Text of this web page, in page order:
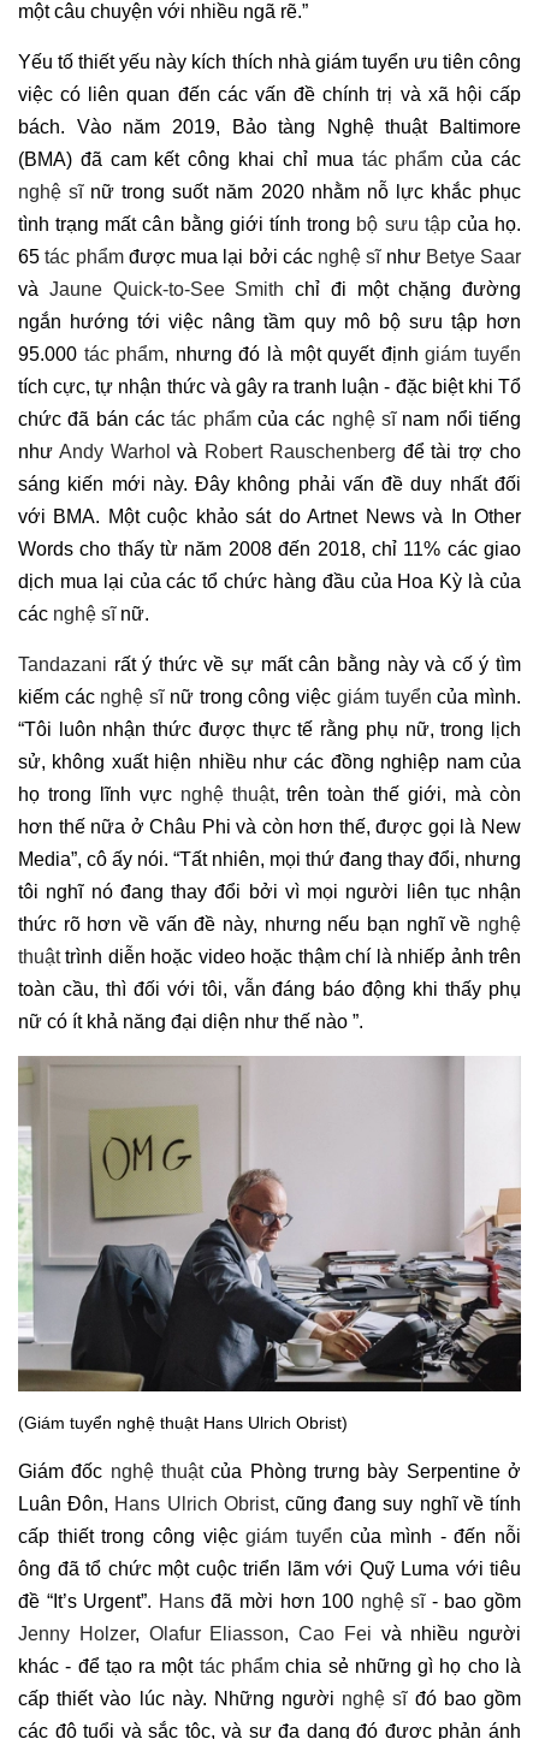
một câu chuyện với nhiều ngã rẽ.”
Yếu tố thiết yếu này kích thích nhà giám tuyển ưu tiên công
việc có liên quan đến các vấn đề chính trị và xã hội cấp
bách. Vào năm 2019, Bảo tàng Nghệ thuật Baltimore
(BMA) đã cam kết công khai chỉ mua tác phẩm của các
nghệ sĩnữ trong suốt năm 2020 nhằm nỗ lực khắc phục
tình trạng mất cân bằng giới tính trong bộ sưu tậpcủa họ.
65tác phẩmđược mua lại bởi các nghệ sĩnhư Betye Saar
và Jaune Quick-to-See Smith chỉ đi một chặng đường
ngắn hướng tới việc nâng tầm quy mô bộ sưu tập hơn
95.000 tác phẩm, nhưng đó là một quyết địnhgiám tuyển
tích cực, tự nhận thức và gây ra tranh luận - đặc biệt khi Tổ
chức đã bán cáctác phẩmcủa các nghệ sĩnam nổi tiếng
như Andy Warhol và Robert Rauschenberg để tài trợ cho
sáng kiến mới này. Đây không phải vấn đề duy nhất đối
với BMA. Một cuộc khảo sát do Artnet News và In Other
Words cho thấy từ năm 2008 đến 2018, chỉ 11% các giao
dịch mua lại của các tổ chức hàng đầu của Hoa Kỳ là của
các nghệ sĩnữ.
Tandazani rất ý thức về sự mất cân bằng này và cố ý tìm
kiếm các nghệ sĩnữ trong công việc giám tuyển của mình.
“Tôi luôn nhận thức được thực tế rằng phụ nữ, trong lịch
sử, không xuất hiện nhiều như các đồng nghiệp nam của
họ trong lĩnh vực nghệ thuật, trên toàn thế giới, mà còn
hơn thế nữa ở Châu Phi và còn hơn thế, được gọi là New
Media”, cô ấy nói. “Tất nhiên, mọi thứ đang thay đổi, nhưng
tôi nghĩ nó đang thay đổi bởi vì mọi người liên tục nhận
thức rõ hơn về vấn đề này, nhưng nếu bạn nghĩ về nghệ
thuậttrình diễn hoặc video hoặc thậm chí là nhiếp ảnh trên
toàn cầu, thì đối với tôi, vẫn đáng báo động khi thấy phụ
nữ có ít khả năng đại diện như thế nào ”.
(Giám tuyển nghệ thuật Hans Ulrich Obrist)
Giám đốc nghệ thuậtcủa Phòng trưng bày Serpentine ở
Luân Đôn, Hans Ulrich Obrist, cũng đang suy nghĩ về tính
cấp thiết trong công việcgiám tuyển của mình - đến nỗi
ông đã tổ chức một cuộc triển lãm với Quỹ Luma với tiêu
đề “It’s Urgent”. Hansđã mời hơn 100 nghệ sĩ- bao gồm
Jenny Holzer, Olafur Eliasson, Cao Fei và nhiều người
khác - để tạo ra một tác phẩm chia sẻ những gì họ cho là
cấp thiết vào lúc này. Những người nghệ sĩđó bao gồm
các độ tuổi và sắc tộc, và sự đa dạng đó được phản ánh